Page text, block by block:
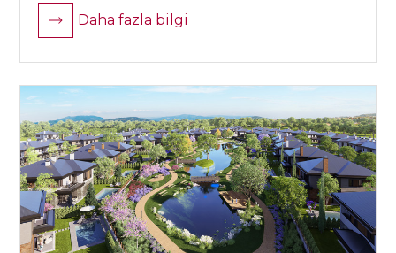
Daha fazla bilgi